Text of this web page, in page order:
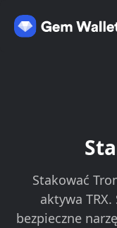
Stakować
aktywa
bezpieczne